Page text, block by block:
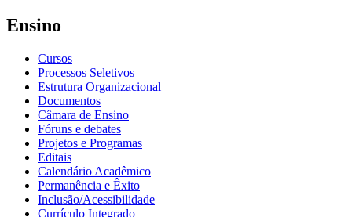
Ensino
Cursos
Processos Seletivos
Estrutura Organizacional
Documentos
Câmara de Ensino
Fóruns e debates
Projetos e Programas
Editais
Calendário Acadêmico
Permanência e Êxito
Inclusão/Acessibilidade
Currículo Integrado